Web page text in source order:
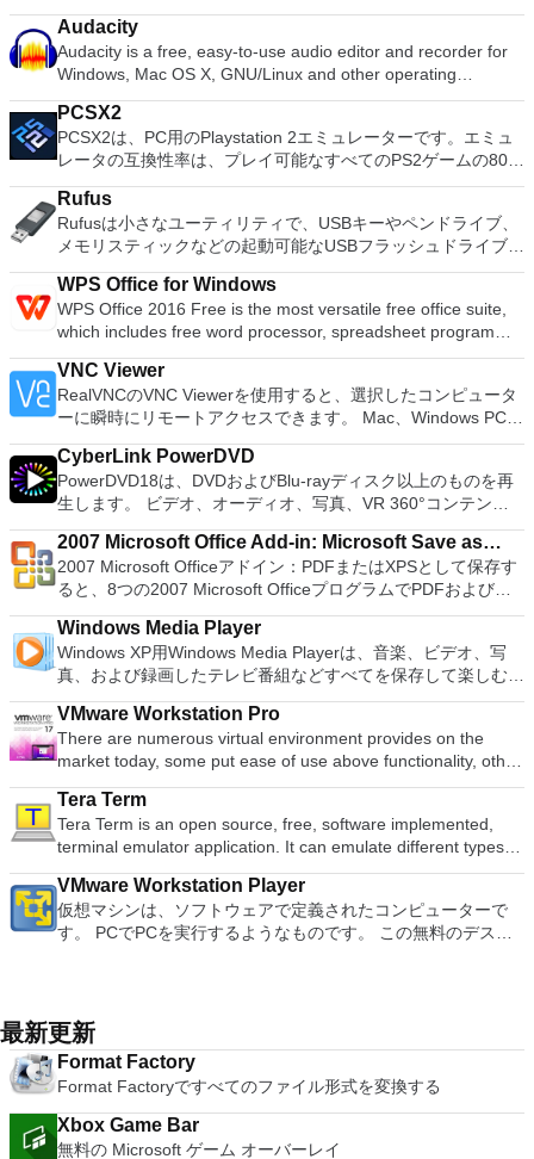
ーションおよびディスク管理ユーティリティです。パーティシ
ョンの拡張（特にシステムドライブ用）、ディスク領域の管
理、MBRおよびGUIDパーティションテーブル（GPT）ディス
クのディスク領域不足の問題の解決を可能にします。 パーテ
ィションのサイズ変更/移動システムドライブを拡張するディ
スクとパーティションをコピーパーティションをマージ分割パ
ーティション空き領域を再分配するダイナミックディスクの変
換パーティションを回復する
Audacity
Audacity is a free, easy-to-use audio editor and recorder for
Windows, Mac OS X, GNU/Linux and other operating
systems. You can use Audacity to: Record live audio. Convert
tapes and records into digital recordings or CDs. Edit Ogg
Vorbis, MP3, WAV or AIFF sound files. Cut, copy, splice or mix
sounds together. Change the speed or pitch of a recording.
Add new effects with LADSPA plug-ins. And more!
PCSX2
PCSX2は、PC用のPlaystation 2エミュレーターです。エミュ
レータの互換性率は、プレイ可能なすべてのPS2ゲームの80％
以上を誇っています。かなり強力なコンピューターを所有して
いる場合、PCSX2は優れたエミュレーターです。また、この
アプリケーションはローエンドコンピューターのサポートも提
供するため、Playstation 2コンソールのすべての所有者は、
PCで動作するゲームを見ることができます。 PCSX2エミュレ
ーターを使用すると、PS2コントローラーを使用して、本物の
プレイステーション体験をシミュレートできます。このアプリ
ケーションでは、ディスクからゲームを直接実行することも、
ハードドライブからISOイメージとして実行することもできま
す。 主な機能は次のとおりです。 Savestates：ボタンを1つ
押すだけで、ゲームの現在の「状態」を保存できます。 無制
限のメモリーカード：好きなだけメモリーカードを保存でき、
8MBから64MBまでの単一の物理カードに制限されなくなりま
した。 高解像度グラフィックス：PCSX2を使用すると、
1080pまたは4K HDでゲームをプレイできます。 全体とし
ゲームを高い精度でエミュレートでき、Windowsとエミュレ
ーターを切り替えることができます。欠点は、高速ゲームに苦
労し、時々フリーズまたはクラッシュすることです。* PCSX2
を使用するには、コンソールから抽出できるPlaystation 2
BIOSが必要です。
Rufus
Rufusは小さなユーティリティで、USBキーやペンドライブ、
メモリスティックなどの起動可能なUSBフラッシュドライブを
フォーマットおよび作成できます。 Rufusは、次のシナリオで
役立ちます。 Windows、Linux、およびUEFI用の起動可能な
ISOからUSBインストールメディアを作成する必要がある場
合。 OSがインストールされていないシステムで作業する必要
がある場合。 BIOSまたはその他のファームウェアをDOSから
フラッシュする必要がある場合。 低レベルのユーティリティ
を実行する必要がある場合。 Rufusは次の* ISOで動作しま
す：Arch Linux、Archbang、BartPE / pebuilder、CentOS、
Damn Small Linux、Fedora、FreeDOS、Gentoo、
gNewSense、Hiren&#39;s Boot CD、LiveXP、Knoppix、
Kubuntu、Linux Mint、NT Password Registry Editor、
OpenSUSE、Parted Magic、Slackware、Tails、Trinity
Rescue Kit、Ubuntu、Ultimate Boot CD、Windows XP（SP2
以降）、Windows Server 2003 R2、Windows Vista、
Windows 7、Windows 8。 *このリストは完全ではありませ
ア語、マレーシア語、セシュティナ、ダンスク、ドイツ語、英
語、スペイン語、フランス語、フルバツキー、イタリア語、ラ
トヴィエシュ、リエトゥビウ、マジャール、オランダ、ノルス
ク、ポルスキ、ポルトガル、ポルトガル、スロヴェンスキー、
スロベンツキー、スロヴェンスキーSrpski、Suomi、
Svenska、Türkçe。
WPS Office for Windows
WPS Office 2016 Free is the most versatile free office suite,
which includes free word processor, spreadsheet program
and presentation maker. With these three programs you will
easily be able to deal with any office related tasks. WPS
Office 2016 Free has multiple language support for English,
French, German, Spanish, Portuguese,Russian and Polish
languages. To switch between languages requires only a
single click! Despite being a free suite, WPS Office comes
with many innovative features, such as the paragraph
adjustment tool and multiple tabbed feature. It also has a PDF
converter, spell check and word count feature. WPS Office
2016 Personal Edition supports switching language UI,File
Roaming and Docer online templates. Key features include:
Writer Efficient word processor. Presentation Multimedia
presentations creator. Spreadsheets Powerful tool for data
processing and analysis. 100% compatible with MS Office
document file types (.docx, .pptx, .xlsx, etc.). Thousands of
support (iOS and Android). WPS Cloud Storage included.
Although it is a free suite, WPS Office 2016 Free comes with
many innovative features, including a useful a paragraph
adjustment tool int he Writer program. It has an Office to PDF
converter, automatic spell checking and word count features.
It also has some neat tools such as the Watermark in
document, and converting PowerPoint to Word document
support. Overall, WPS Office 2016 Free is a good alternative
to Microsoft's offering. The Writer program is a versatile word
processor; the Presentation program is an easy to use and
effective slide show maker that helps you to create impressive
VNC Viewer
RealVNCのVNC Viewerを使用すると、選択したコンピュータ
ーに瞬時にリモートアクセスできます。 Mac、Windows PC、
またはLinuxマシン、世界中のどこからでも。 VNC Viewerを
使用すると、コンピューターのデスクトップを表示したり、コ
ンピューターの前に直接座っているかのようにマウスとキーボ
ードを制御したりできます。 VNC Viewerは、インストールと
使用が簡単です。制御したいデバイスでインストーラーを実行
し、指示に従ってください。オプションで、Windowsでのリ
モート展開に使用可能なMSIがあります。デスクトッププラッ
トフォームにVNC Viewerをインストールする権限がない場合
は、スタンドアロンオプションを選択する必要があります。
主な機能は次のとおりです。 クラウドサービスを介してVNC
Connectを実行しているコンピューターに接続します。 Apple
Screen Sharing（ARD）などのサードパーティ製のVNC互換
ソフトウェアを実行しているコンピューターに直接接続しま
す。 各デバイスでVNC Viewerにサインインして、すべてのデ
バイス間の接続をバックアップおよび同期します。 仮想キー
の高度なキーが含まれています。 Bluetoothキーボードのサポ
ート。 VNC Connectサブスクリプションには、無料、有料、
試用の3つのバージョンがあります。 制御する必要のあるマシ
ンごとに、RealVNCのWebサイトにアクセスして、各コンピ
ューターにVNC Connectをダウンロードするだけです。次
に、RealVNCアカウントの資格情報を使用して、ローカルマ
シンでVNC Viewerにサインインします。そこから、コンピュ
ューターへのログインに使用するのと同じユーザー名とパスワ
ードを入力するだけです。 WIN 7,8,8.1,10をサポートしま
す。 VNC ViewerのMacバージョンをお探しですか？ここから
ダウンロード
CyberLink PowerDVD
PowerDVD18は、DVDおよびBlu-rayディスク以上のものを再
生します。 ビデオ、オーディオ、写真、VR 360°コンテン
ツ、さらにはYouTubeやVimeoにとっても、PowerDVD18は重
要なエンターテイメントの仲間です。 Ultra HD HDR TVとサ
ラウンドサウンドシステムの可能性を解き放ち、360°ビデオ
の増え続けるコレクションへのアクセスで仮想世界に没頭する
か、PCまたはラップトップでの比類のない再生サポートと独
自の強化により、どこにいても簡単にリラックスできます。
新機能は次のとおりです。 4K DHR向けに最適化 Ultra HD
Blu-ray、4K、HEVC / H.265およびHDR10コンテンツをサポー
ト全画面モードで21：9モニターで2.35：1の映画を見る常時
オンのミニビューでYouTubeライブを見る YouTubeおよび
Vimeoで4K HDRおよび360ビデオを再生 VRエクスペリエンス
の向上：Microsoft Mixed Realityヘッドセット、HTC、VIVE、
およびOculus Riftをサポート Fire TVとキャストのサポート
注：これは商用トライアルです。
2007 Microsoft Office Add-in: Microsoft Save as
PDF or XPS
2007 Microsoft Officeアドイン：PDFまたはXPSとして保存す
ると、8つの2007 Microsoft OfficeプログラムでPDFおよび
XPS形式にエクスポートして保存できます。このツールを使用
すると、これらのプログラムのサブセットでPDF形式および
XPS形式の電子メール添付ファイルとして送信することもでき
ます（特定の機能はプログラムによって異なります）。 この
ダウンロードは、次のOfficeプログラムで動作します。
Microsoft Office Access 2007。 Microsoft Office Excel 2007。
Microsoft Office InfoPath 2007。 Microsoft Office OneNote
2007。 Microsoft Office PowerPoint 2007。 Microsoft Office
Publisher 2007。 Microsoft Office Visio 2007。 Microsoft
Office Word 2007。 2007 Microsoft Officeプログラムのこの
Microsoft Save as PDFまたはXPSアドインは、2007 Microsoft
Office systemソフトウェアの補足条項であり、2007 Microsoft
Office systemソフトウェアのライセンス条項の対象となりま
す。 システム要件：サポートされているオペレーティングシ
ステム。 Windows Server 2003、Windows Vista、Windows
Windows Media Player
Windows XP用Windows Media Playerは、音楽、ビデオ、写
真、および録画したテレビ番組などすべてを保存して楽しむ最
適な機能を搭載しています。 再生、表示、外出先で楽しむた
めのポータブル デバイスとの同期、さらには家中のデバイス
との共有も、すべて1か所で行えます。 シンプルなデザイン -
まったく新しい外観でデジタル エンターテイメントを楽しめ
ます。 大好きな音楽をより多く - デジタル音楽体験がさらに
楽しくなります。 エンターテイメントをすべて1つの場所に -
音楽、ビデオ、写真、録画したテレビ番組をすべて保存して楽
しめます。 どこでも楽しめる - どこにいても音楽、ビデオ、
写真にアクセスできます。
VMware Workstation Pro
There are numerous virtual environment provides on the
market today, some put ease of use above functionality, other
place integration above stability. VMware Workstation Pro is
the easiest to use, the fastest and the most reliable app when
it comes to evaluating a new OS, or new software apps and
patches, in an isolated and safe virtualized environment. Key
Features include: Powerful 3D Graphics - DirectX 10* and
OpenGL 3.3 support. VMware Compatibility - Create one; Run
anywhere on VMware software. vSphere and vCloud Air
Support - Drag and drop VMs between environments.
Haswell CPU support. Enterprise Quality Virtual Machines -
16 vCPUs, 8TB virtual disks, and 64GB memory. Enhanced
IPv6 Support - IPv6-to-IPv4 NAT (6to4 and 4to6). Virtual
Machine Video Memory - Up to 2GB. Enhanced Connectivity -
USB 3.0, Bluetooth, HD audio, printers, and Skype support.
High Resolution Displays - 4K UHD and QHD+ support.
Tera Term
Tera Term is an open source, free, software implemented,
terminal emulator application. It can emulate different types of
computer terminals, from DEC VT100 to DEC VT382, and it
supports telnet, SSH 1 & 2 and serial port connections. It also
has a built-in macro scripting language and some other useful
plugins. Key features include: Automatically creates logs with
remote Telnet or SSH hosts. It sports a clean and crisp layout
that is easy to work with. The application does not take a long
time to wrap your head around and is also very light on
system resources. So, if you need a free terminal emulator,
which is easy to master and supports remote Telnet or SSH
host connections then Tera Term is a good choice.
VMware Workstation Player
仮想マシンは、ソフトウェアで定義されたコンピューターで
す。 PCでPCを実行するようなものです。 この無料のデスク
主な機能は次のとおりです。 1台のPCで複数のオペレーティ
ングシステムを同時に実行します。 インストールや構成の問
題なしに、事前構成された製品の利点を体験してください。
ホストコンピューターと仮想マシン間でデータを共有します。
32ビットと64ビットの両方の仮想マシンを実行します。 2-
way Virtual SMPを活用します。 サードパーティの仮想マシン
最新更新
Format Factory
Format Factoryですべてのファイル形式を変換する
Xbox Game Bar
無料の Microsoft ゲーム オーバーレイ